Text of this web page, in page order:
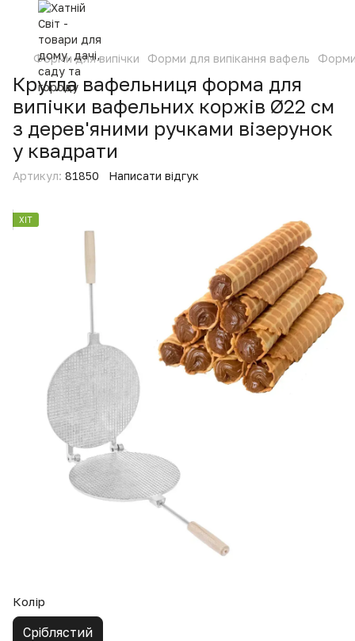
Форми для випічки Форми для випікання вафель Форми
Кругла вафельниця форма для
випічки вафельних коржів Ø22 см
з дерев'яними ручками візерунок
у квадрати
Артикул: 81850 Написати відгук
ХІТ
Колір
Сріблястий